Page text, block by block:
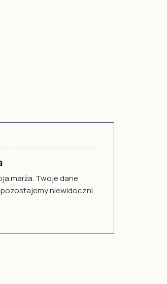
marża. Twoje dane
niewidoczni.